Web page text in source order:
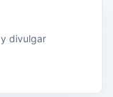
divulgar